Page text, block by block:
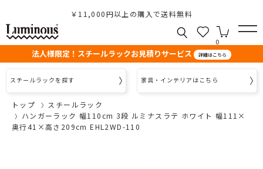
￥11,000円以上の購入で送料無料
0
法人様限定！スチールラックお見積りサービス 詳細はこちら
スチールラックを探す 家具・インテリアはこちら
トップ
スチールラック
ハンガーラック 幅110cm 3段 ルミナスラテ ホワイト 幅111×
奥行41×高さ209cm EHL2WD-110